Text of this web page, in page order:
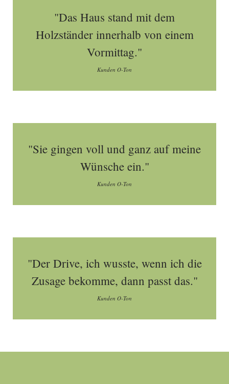
"Das Haus stand mit dem
Holzständer innerhalb von einem
Vormittag."
Kunden O-Ton
"Sie gingen voll und ganz auf meine
Wünsche ein."
Kunden O-Ton
"Der Drive, ich wusste, wenn ich die
Zusage bekomme, dann passt das."
Kunden O-Ton